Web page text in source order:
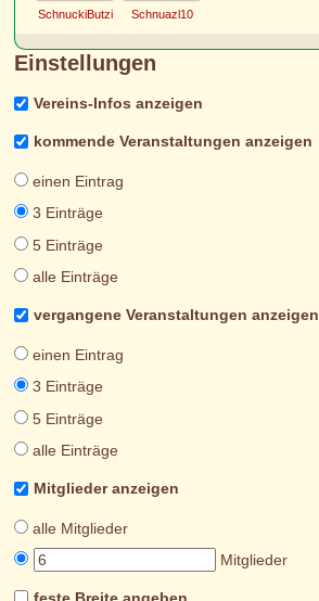
SchnuckiButzi Schnuazl10
Einstellungen
Vereins-Infos anzeigen
kommende Veranstaltungen anzeigen
einen Eintrag
3 Einträge
5 Einträge
alle Einträge
vergangene Veranstaltungen anzeigen
einen Eintrag
3 Einträge
5 Einträge
alle Einträge
Mitglieder anzeigen
alle Mitglieder
Mitglieder
feste Breite angeben